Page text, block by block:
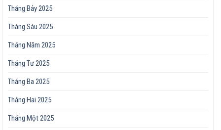
Tháng Bảy 2025
Tháng Sáu 2025
Tháng Năm 2025
Tháng Tư 2025
Tháng Ba 2025
Tháng Hai 2025
Tháng Một 2025